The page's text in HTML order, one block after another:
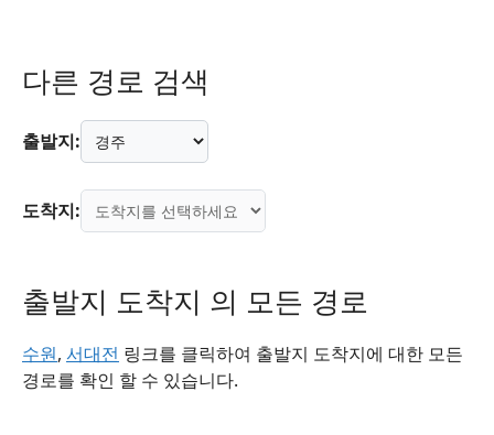
다른 경로 검색
출발지:
도착지:
출발지 도착지 의 모든 경로
수원, 서대전 링크를 클릭하여 출발지 도착지에 대한 모든
경로를 확인 할 수 있습니다.